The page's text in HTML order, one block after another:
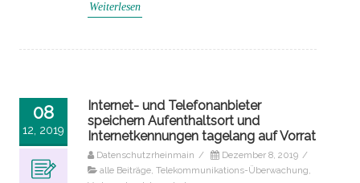
Weiterlesen
08
12, 2019
Internet- und Telefonanbieter
speichern Aufenthaltsort und
Internetkennungen tagelang auf Vorrat
Datenschutzrheinmain / Dezember 8, 2019 /
alle Beiträge, Telekommunikations-Überwachung,